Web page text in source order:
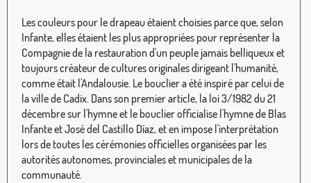
Les couleurs pour le drapeau étaient choisies parce que, selon
Infante, elles étaient les plus appropriées pour représenter la
Compagnie de la restauration d'un peuple jamais belliqueux et
toujours créateur de cultures originales dirigeant l'humanité,
comme était l'Andalousie. Le bouclier a été inspiré par celui de
la ville de Cadix. Dans son premier article, la loi 3/1982 du 21
décembre sur l'hymne et le bouclier officialise l'hymne de Blas
Infante et José del Castillo Díaz, et en impose l'interprétation
lors de toutes les cérémonies officielles organisées par les
autorités autonomes, provinciales et municipales de la
communauté.